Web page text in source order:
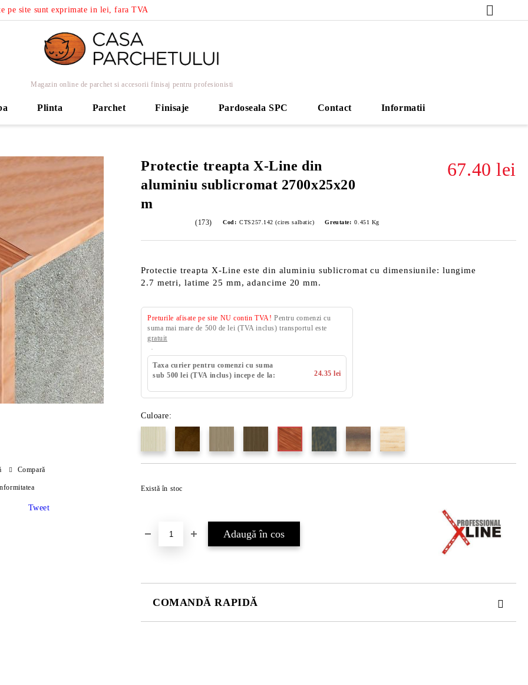
pe site sunt exprimate in lei, fara TVA
Magazin online de parchet si accesorii finisaj pentru profesionisti
Plinta Parchet Finisaje Pardoseala SPC Contact Informatii
Protectie treapta X-Line din
aluminiu sublicromat 2700x25x20
m
67.40 lei
(173) Cod: CTS257.142 (cires salbatic) Greutate: 0.451 Kg
Protectie treapta X-Line este din aluminiu sublicromat cu dimensiunile: lungime
2.7 metri, latime 25 mm, adancime 20 mm.
Preturile afisate pe site NU contin TVA! Pentru comenzi cu
suma mai mare de 500 de lei (TVA inclus) transportul este
gratuit
Taxa curier pentru comenzi cu suma
sub 500 lei (TVA inclus) incepe de la:
24.35 lei
Culoare:
Există în stoc
COMANDĂ RAPIDĂ
Compară
Tweet